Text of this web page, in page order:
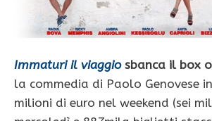
Immaturi il viaggiosbanca il box
la commedia di Paolo Genovese
milioni di euro nel weekend (sei